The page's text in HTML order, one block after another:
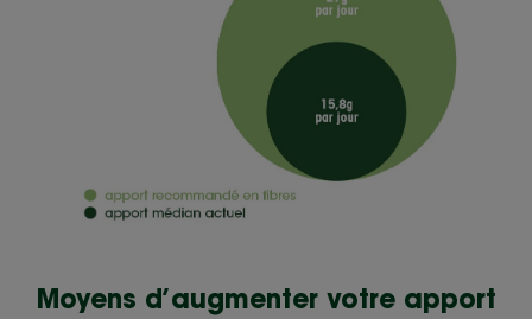
Moyens d’augmenter votre apport